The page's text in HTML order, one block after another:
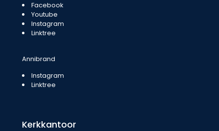
Facebook
Youtube
Instagram
Linktree
Annibrand
Instagram
Linktree
Kerkkantoor